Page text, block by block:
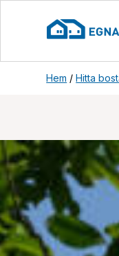
Hem /Hitta